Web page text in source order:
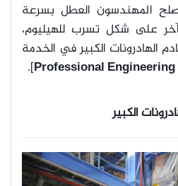
المهندسون العطل بسرعة
على شكل تسرب للهيليوم،
الهادرونات الكبير في الخدمة
Professional Engineering
].
الكبير